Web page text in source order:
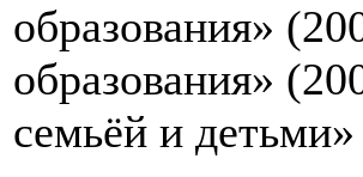
образования»
образования»
семьёй и